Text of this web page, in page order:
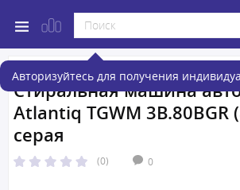
Авторизуйтесь для получения
Стиральная машина
Atlantiq TGWM 3B.80BGR
серая
(0) 0